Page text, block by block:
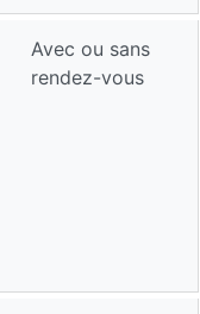
Avec ou sans
rendez-vous